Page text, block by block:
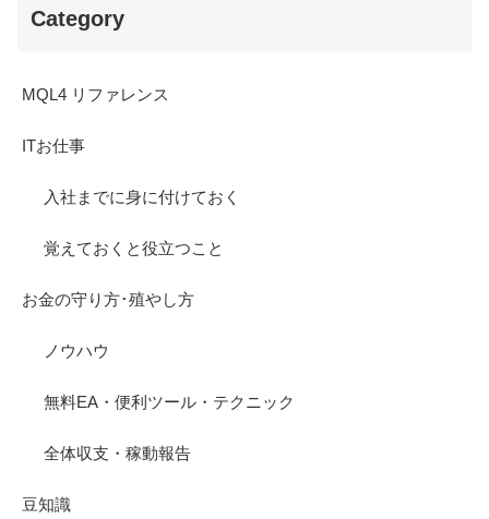
Category
MQL4 リファレンス
ITお仕事
入社までに身に付けておく
覚えておくと役立つこと
お金の守り方･殖やし方
ノウハウ
無料EA・便利ツール・テクニック
全体収支・稼動報告
豆知識